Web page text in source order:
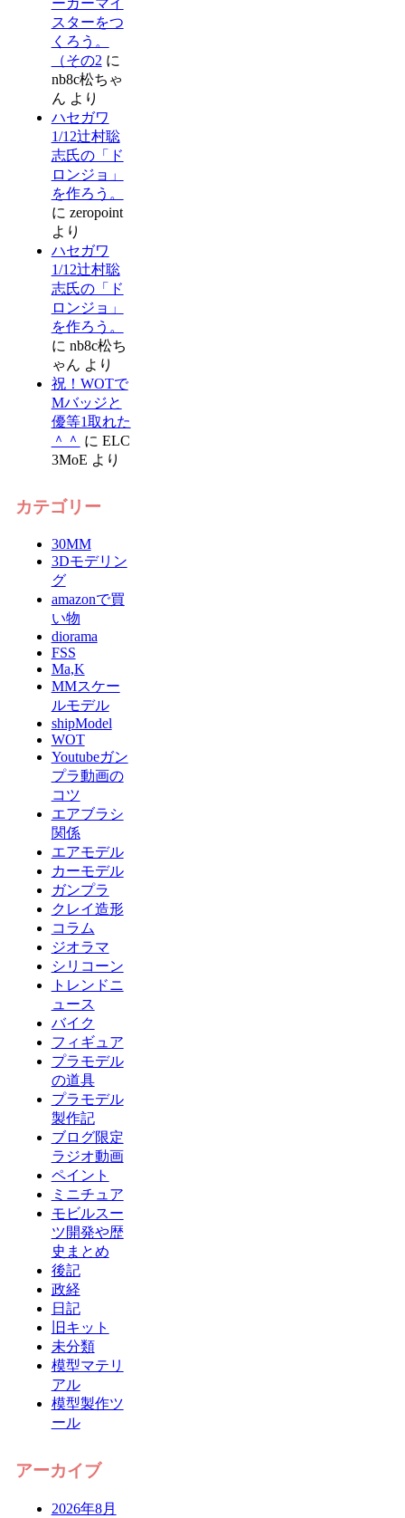
スターをつ
くろう。
（その2 に
nb8c松ちゃ
ん より
ハセガワ
1/12辻村聡
志氏の「ド
ロンジョ」
を作ろう。
に zeropoint
より
ハセガワ
1/12辻村聡
志氏の「ド
ロンジョ」
を作ろう。
に nb8c松ち
ゃん より
祝！WOTで
Mバッジと
優等1取れた
＾＾ に ELC
3MoE より
カテゴリー
30MM
3Dモデリン
グ
amazonで買
い物
diorama
FSS
Ma,K
MMスケー
ルモデル
shipModel
WOT
Youtubeガン
プラ動画の
コツ
エアブラシ
関係
エアモデル
カーモデル
ガンプラ
クレイ造形
コラム
ジオラマ
シリコーン
トレンドニ
ュース
バイク
フィギュア
プラモデル
の道具
プラモデル
製作記
ブログ限定
ラジオ動画
ペイント
ミニチュア
モビルスー
ツ開発や歴
史まとめ
後記
政経
日記
旧キット
未分類
模型マテリ
アル
模型製作ツ
ール
アーカイブ
2026年8月